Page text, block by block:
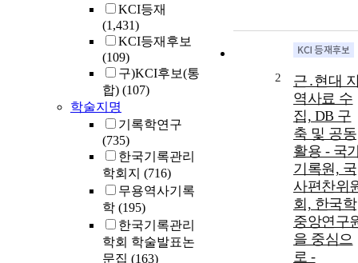
KCI등재
(1,431)
KCI등재후보
(109)
구)KCI후보(통
합) (107)
학술지명
기록학연구
(735)
한국기록관리
학회지 (716)
무용역사기록
학 (195)
한국기록관리
학회 학술발표논
문집 (163)
2
근․현대
역사료 수
집, DB 구
축 및 공동
활용 - 국
기록원, 국
사편찬위
회, 한국학
중앙연구
을 중심으
로 -